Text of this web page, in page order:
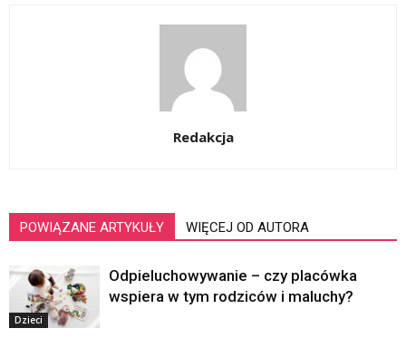
Redakcja
POWIĄZANE ARTYKUŁY WIĘCEJ OD AUTORA
Dzieci
Odpieluchowywanie – czy placówka
wspiera w tym rodziców i maluchy?